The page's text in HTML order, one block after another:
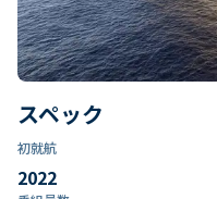
スペック
初就航
2022